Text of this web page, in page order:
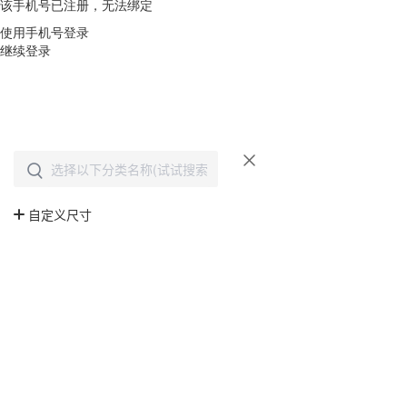
该手机号已注册，无法绑定
使用手机号登录
继续登录